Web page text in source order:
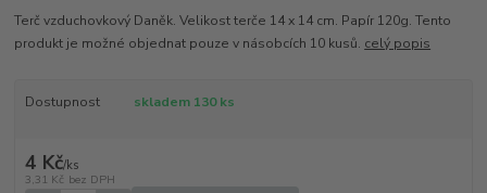
Terč vzduchovkový Daněk. Velikost terče 14 x 14 cm. Papír 120g. Tento
produkt je možné objednat pouze v násobcích 10 kusů. celý popis
Dostupnost skladem 130 ks
4 Kč/ks
3,31 Kč bez DPH